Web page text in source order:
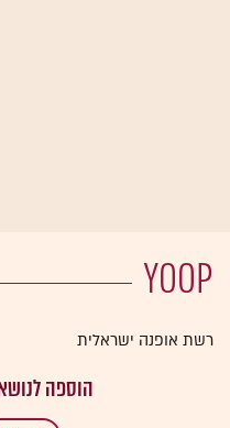
YOOP
רשת אופנה ישראלית